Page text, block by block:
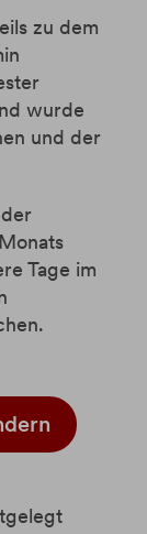
zu dem
wurde
und der
Tage im